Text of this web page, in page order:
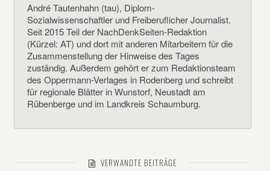
André Tautenhahn (tau), Diplom-
Sozialwissenschaftler und Freiberuflicher Journalist.
Seit 2015 Teil der NachDenkSeiten-Redaktion
(Kürzel: AT) und dort mit anderen Mitarbeitern für die
Zusammenstellung der Hinweise des Tages
zuständig. Außerdem gehört er zum Redaktionsteam
des Oppermann-Verlages in Rodenberg und schreibt
für regionale Blätter in Wunstorf, Neustadt am
Rübenberge und im Landkreis Schaumburg.
VERWANDTE BEITRÄGE